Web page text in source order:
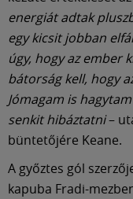
energiát adtak
egy kicsit jobban
úgy, hogy az ember
bátorság kell, hogy
Jómagam is
senkit hibáztatni–
büntetőjére Keane.
A győztes gól
kapuba Fradi-